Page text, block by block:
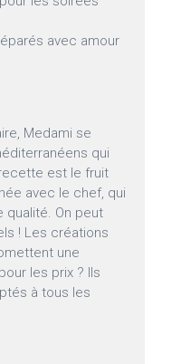
avec amour
Medami se
qui
est le fruit
avec le chef, qui
qualité. On peut
! Les créations
une
les prix ? Ils
à tous les